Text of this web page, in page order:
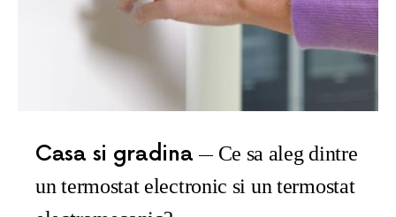
Casa si gradina
Ce sa aleg dintre
un termostat electronic si un termostat